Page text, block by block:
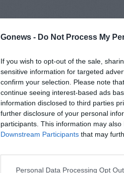
Gonews - Do Not Process My
If you wish to opt-out of the sale,
sensitive information for targeted
confirm your selection. Please note
continue seeing interest-based ads
information disclosed to third parties
further disclosure of your personal
participants. This information may
Downstream Participants that may
Personal Data Processing Opt